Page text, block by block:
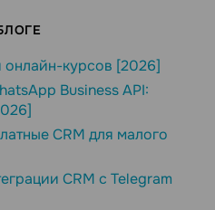
курсов [2026]
Business API:
CRM для малого
CRM с Telegram